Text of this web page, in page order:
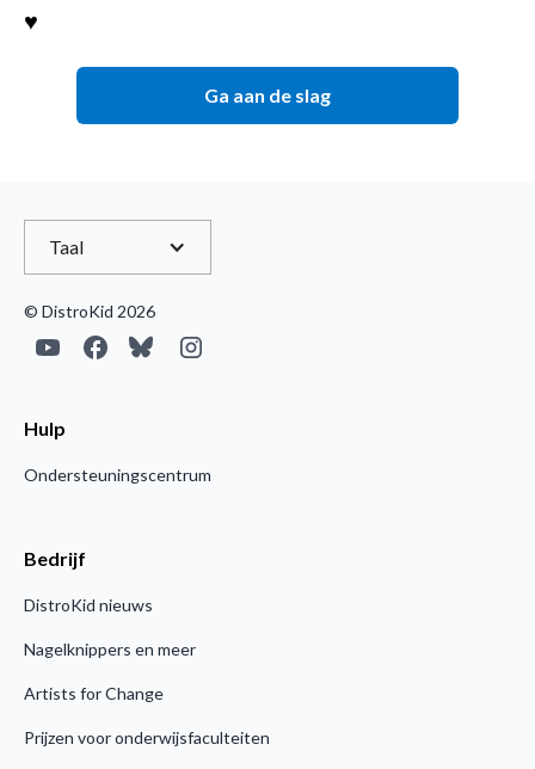
♥️
Ga aan de slag
Taal
© DistroKid 2026
Hulp
Ondersteuningscentrum
Bedrijf
DistroKid nieuws
Nagelknippers en meer
Artists for Change
Prijzen voor onderwijsfaculteiten